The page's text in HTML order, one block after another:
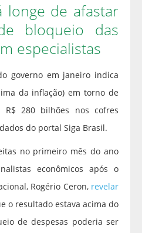
longe de afastar
bloqueio das
especialistas
governo em janeiro indica
da inflação) em torno de
280 bilhões nos cofres
do portal Siga Brasil.
no primeiro mês do ano
econômicos após o
Rogério Ceron, revelar
o resultado estava acima do
de despesas poderia ser